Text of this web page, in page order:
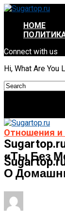
HOME
Connect with us
Hi, What Are You
Отношения и
«Ты Без
О